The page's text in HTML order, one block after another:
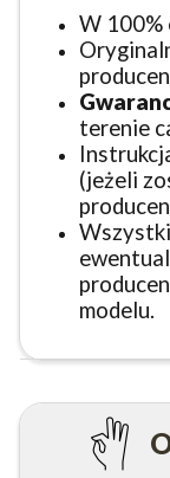
W 100%
terenie
(jeżeli
modelu.